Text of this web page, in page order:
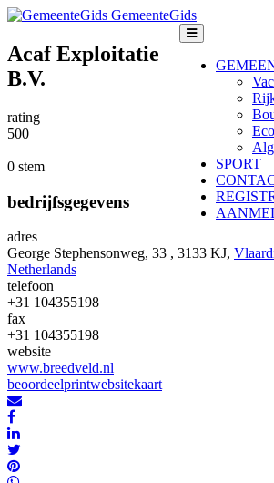
GemeenteGids
SPORT
Acaf Exploitatie
B.V.
rating
500
0 stem
bedrijfsgegevens
adres
George Stephensonweg, 33 , 3133 KJ,
Netherlands
telefoon
+31 104355198
fax
+31 104355198
website
www.breedveld.nl
beoordeelprintwebsitekaart